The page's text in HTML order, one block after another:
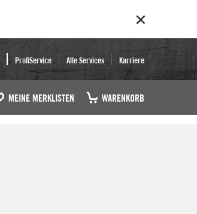
ProfiService Alle Services Karriere
MEINE MERKLISTEN WARENKORB